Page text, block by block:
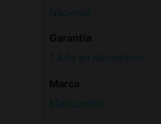
Nacional
1 Año en Recambios
Masquefrio